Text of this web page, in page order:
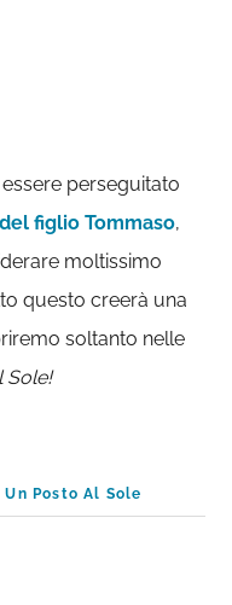
essere perseguitato
del figlio Tommaso,
moltissimo
questo creerà una
soltanto nelle
Sole!
Un Posto Al Sole